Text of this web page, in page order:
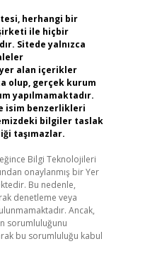
herhangi bir
ile hiçbir
Sitede yalnızca
alan içerikler
olup, gerçek kurum
yapılmamaktadır.
isim benzerlikleri
bilgiler taslak
taşımazlar.
Bilgi Teknolojileri
onaylanmış bir Yer
Bu nedenle,
denetleme veya
Ancak,
sorumluluğunu
bu sorumluluğu kabul